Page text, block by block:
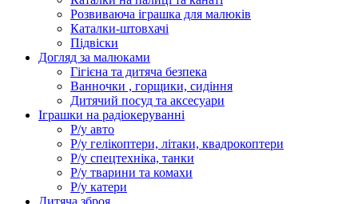
Розвиваюча іграшка для малюків
Каталки-штовхачі
Підвіски
Догляд за малюками
Гігієна та дитяча безпека
Ванночки , горщики, сидіння
Дитячий посуд та аксесуари
Іграшки на радіокеруванні
Р/у авто
Р/у гелікоптери, літаки, квадрокоптери
Р/у спецтехніка, танки
Р/у тварини та комахи
Р/у катери
Дитяча зброя